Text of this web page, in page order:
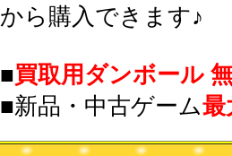
から購入できます♪
■買取用ダンボール
■新品・中古ゲーム最